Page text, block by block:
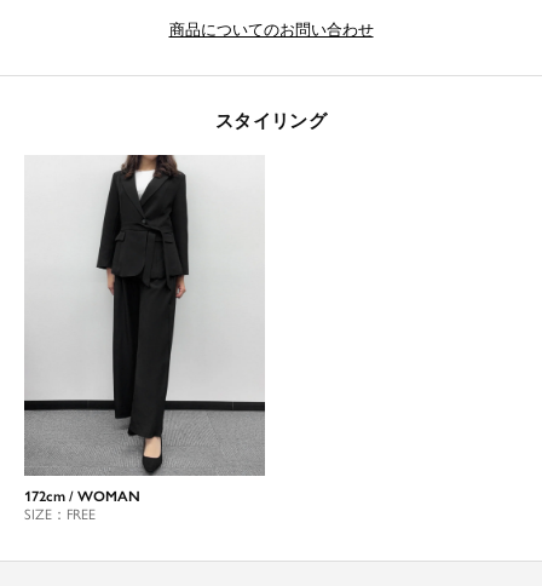
商品についてのお問い合わせ
スタイリング
172cm / WOMAN
SIZE：FREE